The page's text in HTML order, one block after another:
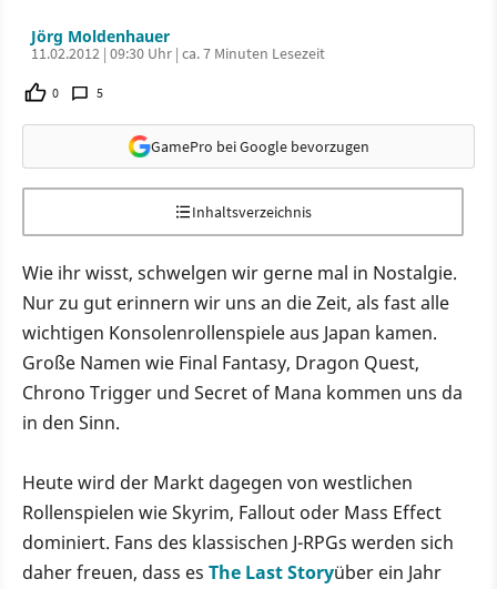
Jörg Moldenhauer
11.02.2012 | 09:30 Uhr | ca. 7 Minuten Lesezeit
0 5
GamePro bei Google bevorzugen
Inhaltsverzeichnis
Wie ihr wisst, schwelgen wir gerne mal in Nostalgie.
Nur zu gut erinnern wir uns an die Zeit, als fast alle
wichtigen Konsolenrollenspiele aus Japan kamen.
Große Namen wie Final Fantasy, Dragon Quest,
Chrono Trigger und Secret of Mana kommen uns da
in den Sinn.
Heute wird der Markt dagegen von westlichen
Rollenspielen wie Skyrim, Fallout oder Mass Effect
dominiert. Fans des klassischen J-RPGs werden sich
daher freuen, dass es The Last Storyüber ein Jahr